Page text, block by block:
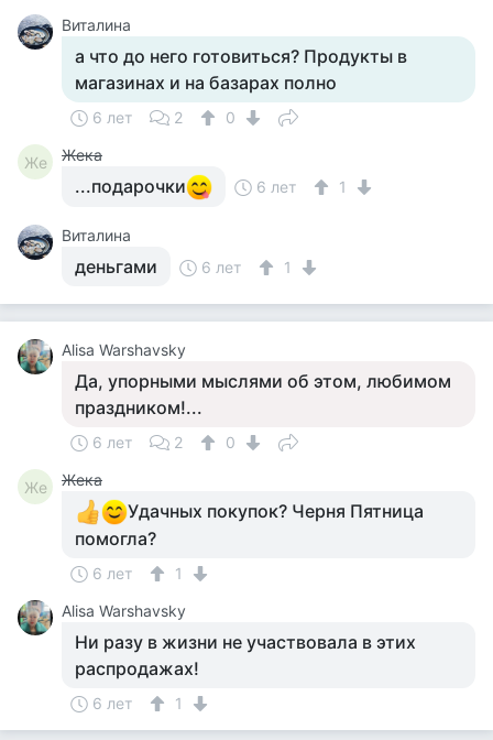
Виталина
а что до него готовиться? Продукты в
магазинах и на базарах полно
6 лет 2 0
Же Жека
...подарочки 6 лет 1
Виталина
деньгами 6 лет 1
Alisa Warshavsky
Да, упорными мыслями об этом, любимом
праздником!...
6 лет 2 0
Же Жека
Удачных покупок? Черня Пятница
помогла?
6 лет
1
Alisa Warshavsky
Ни разу в жизни не участвовала в этих
распродажах!
6 лет 1